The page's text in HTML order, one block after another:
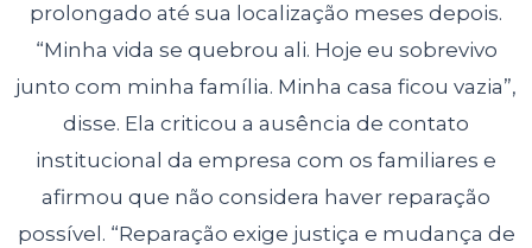
prolongado até sua localização meses depois.
“Minha vida se quebrou ali. Hoje eu sobrevivo
junto com minha família. Minha casa ficou vazia”,
disse. Ela criticou a ausência de contato
institucional da empresa com os familiares e
afirmou que não considera haver reparação
possível. “Reparação exige justiça e mudança de